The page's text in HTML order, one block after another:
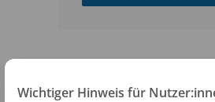
Wichtiger Hinweis für